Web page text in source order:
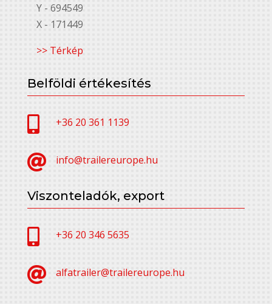
Y - 694549
X - 171449
>> Térkép
Belföldi értékesítés
 +36 20 361 1139
 info@trailereurope.hu
Viszonteladók, export
 +36 20 346 5635
 alfatrailer@trailereurope.hu